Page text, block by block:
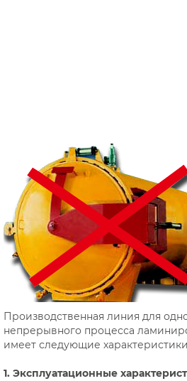
Производственная линия для
непрерывного процесса
имеет следующие
1. Эксплуатационные